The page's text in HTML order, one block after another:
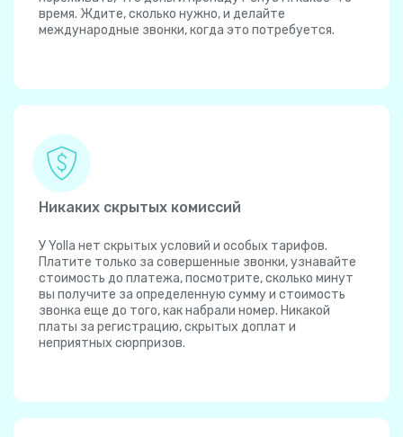
время. Ждите, сколько нужно, и делайте
международные звонки, когда это потребуется.
Никаких скрытых комиссий
У Yolla нет скрытых условий и особых тарифов.
Платите только за совершенные звонки, узнавайте
стоимость до платежа, посмотрите, сколько минут
вы получите за определенную сумму и стоимость
звонка еще до того, как набрали номер. Никакой
платы за регистрацию, скрытых доплат и
неприятных сюрпризов.